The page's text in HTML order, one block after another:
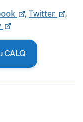
This
will
open
new
, Twitter
This
new
,
This
link
will
a
CALQ